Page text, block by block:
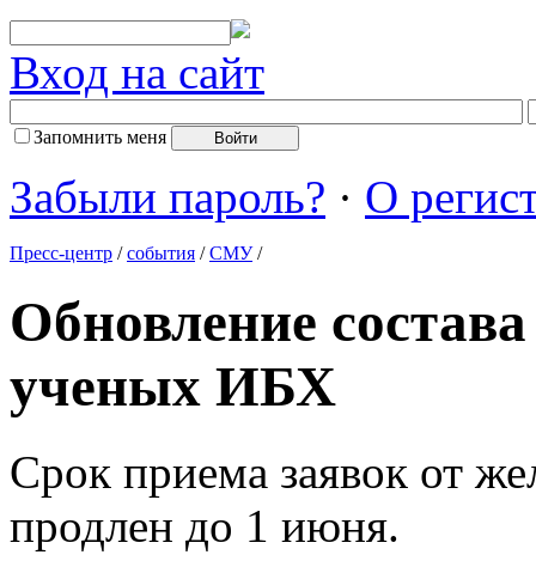
Вход на сайт
Запомнить меня
Забыли пароль? · О
Пресс-центр /события /СМУ/
Обновление
ученых ИБХ
Срок приема заявок от
продлен до 1 июня.